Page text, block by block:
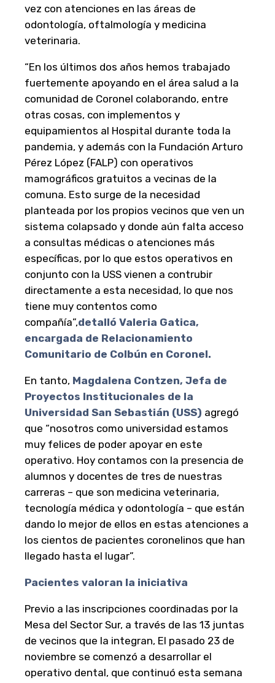
vez con atenciones en las áreas de
odontología, oftalmología y medicina
veterinaria.
“En los últimos dos años hemos trabajado
fuertemente apoyando en el área salud a la
comunidad de Coronel colaborando, entre
otras cosas, con implementos y
equipamientos al Hospital durante toda la
pandemia, y además con la Fundación Arturo
Pérez López (FALP) con operativos
mamográficos gratuitos a vecinas de la
comuna. Esto surge de la necesidad
planteada por los propios vecinos que ven un
sistema colapsado y donde aún falta acceso
a consultas médicas o atenciones más
específicas, por lo que estos operativos en
conjunto con la USS vienen a contrubir
directamente a esta necesidad, lo que nos
tiene muy contentos como
compañía”,detalló Valeria Gatica,
encargada de Relacionamiento
Comunitario de Colbún en Coronel.
En tanto, Magdalena Contzen, Jefa de
Proyectos Institucionales de la
Universidad San Sebastián (USS) agregó
que “nosotros como universidad estamos
muy felices de poder apoyar en este
operativo. Hoy contamos con la presencia de
alumnos y docentes de tres de nuestras
carreras – que son medicina veterinaria,
tecnología médica y odontología – que están
dando lo mejor de ellos en estas atenciones a
los cientos de pacientes coronelinos que han
llegado hasta el lugar”.
Pacientes valoran la iniciativa
Previo a las inscripciones coordinadas por la
Mesa del Sector Sur, a través de las 13 juntas
de vecinos que la integran, El pasado 23 de
noviembre se comenzó a desarrollar el
operativo dental, que continuó esta semana